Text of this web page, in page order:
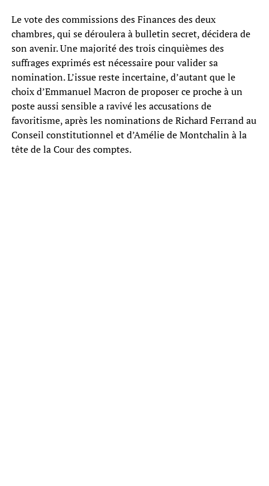
Le vote des commissions des Finances des deux
chambres, qui se déroulera à bulletin secret, décidera de
son avenir. Une majorité des trois cinquièmes des
suffrages exprimés est nécessaire pour valider sa
nomination. L’issue reste incertaine, d’autant que le
choix d’Emmanuel Macron de proposer ce proche à un
poste aussi sensible a ravivé les accusations de
favoritisme, après les nominations de Richard Ferrand au
Conseil constitutionnel et d’Amélie de Montchalin à la
tête de la Cour des comptes.